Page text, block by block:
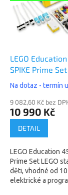
LEGO
SPIKE Prime Set
Na dotaz - termín
9 082,60 Kč bez
10 990 Kč
DETAIL
LEGO Education
Prime Set LEGO
děti, vhodné od
elektrické a